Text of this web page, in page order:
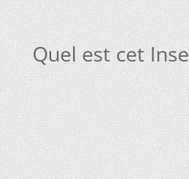
Quel est cet